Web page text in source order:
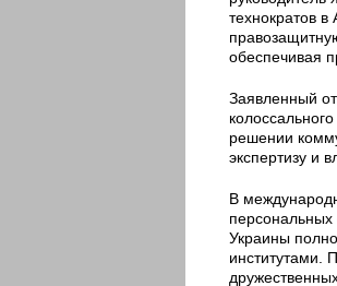
технократов
обеспечивая
Заявленный
решении
экспертизу и
В
персональных
Украины
институтами.